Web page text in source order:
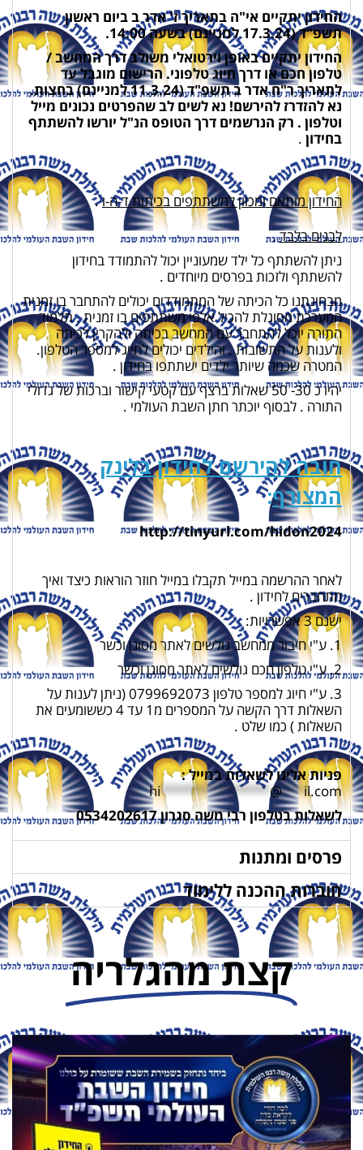
החידון יתקיים אי"ה בתאריך ז' אדר ב ביום ראשון
תשפ"ד (17.3.24 למניינם) בשעה 14:00.
החידון יתקיים באופן וירטואלי משולב דרך המחשב /
טלפון חכם או דרך חיוג טלפוני. הרישום מוגבל עד
לתאריך ר"ח אדר ב תשפ"ד (11.3.24 למניינם) בחצות.
נא להזדרז להירשם! נא לשים לב שהפרטים נכונים מייל
וטלפון . רק הנרשמים דרך הטופס הנ"ל יורשו להשתתף
בחידון .
החידון מותאם ומכוון למשתתפים בכיתות ד-ה-ו.
לבנים בלבד.
ניתן להשתתף כל ילד שמעוניין יכול להתמודד בחידון
להשתתף ולזכות בפרסים מיוחדים .
מבחינתנו כל הכיתה של המתמודדים יכולים להתחבר בו זמנית
המערכת מסוגלת להכיל אלפי משתתפים בו זמנית . תלמוד
התורה יוכל להתחבר עם המחשב בכיתה ולהקרין לכיתה
ולענות על התשובות . והילדים יכולים לחייג למספר הטלפון.
המטרה שכמה שיותר ילדים ישתתפו בחידון .
יהיו כ 30- 50 שאלות ברצף עם קטעי קישור וברכות של גדולי
התורה . לבסוף יוכתר חתן השבת העולמי .
חובה להירשם לחידון בלינק
המצורף:
http://tinyurl.com/hidon2024
לאחר ההרשמה במייל תקבלו במייל חוזר הוראות כיצד ואיך
מתחברים לחידון .
ישנם 3 אפשרויות:
1. ע"י חיבור ממחשב גולשים לאתר מסונן וכשר
2. ע"י טלפון חכם גולשים לאתר מסונן וכשר
3. ע"י חיוג למספר טלפון 0799692073 (ניתן לענות על
השאלות דרך הקשה על המספרים מ1 עד 4 כששומעים את
השאלות ) כמו שלט .
פניות אלינו לשאלות במייל :
hi***************@***il.com
לשאלות בטלפון רבי משה סגרון 0534202617
פרסים ומתנות
חוברות ההכנה ללימוד
קצת מהגלריה